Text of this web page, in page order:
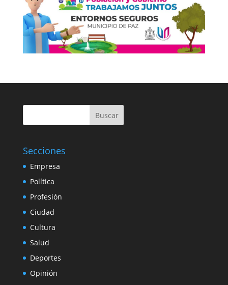
Buscar
Secciones
Empresa
Política
Profesión
Ciudad
Cultura
Salud
Deportes
Opinión